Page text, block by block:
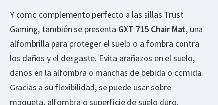
Y como complemento perfecto a las sillas Trust
Gaming, también se presenta GXT 715 Chair Mat, una
alfombrilla para proteger el suelo o alfombra contra
los daños y el desgaste. Evita arañazos en el suelo,
daños en la alfombra o manchas de bebida o comida.
Gracias a su flexibilidad, se puede usar sobre
moqueta, alfombra o superficie de suelo duro.